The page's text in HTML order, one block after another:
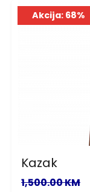
Akcija: 68%
Kazak
1,500.00 KM